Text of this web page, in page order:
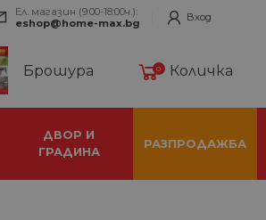
Ел. магазин (9:00-18:00ч.):
eshop@home-max.bg
Вход
Брошура 0 Количка
ДВОР И
ГРАДИНА
РАЗПРОДАЖБА